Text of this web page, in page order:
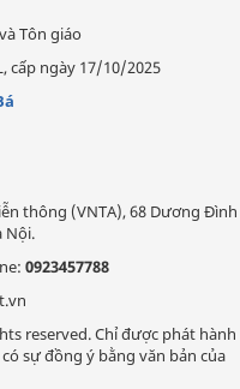
Tôn giáo
cấp ngày 17/10/2025
thông (VNTA), 68 Dương Đình
Nội.
0923457788
reserved. Chỉ được phát hành
sự đồng ý bằng văn bản của